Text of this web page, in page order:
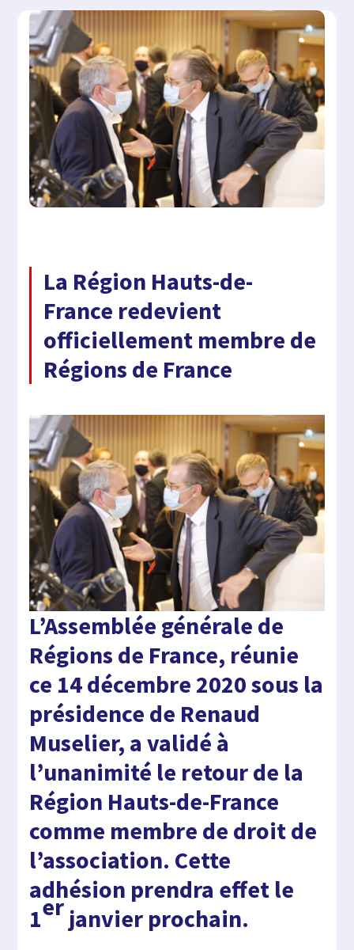
La Région Hauts-de-
France redevient
officiellement membre de
Régions de France
L’Assemblée générale de
Régions de France, réunie
ce 14 décembre 2020 sous la
présidence de Renaud
Muselier, a validé à
l’unanimité le retour de la
Région Hauts-de-France
comme membre de droit de
l’association. Cette
adhésion prendra effet le
1erjanvier prochain.